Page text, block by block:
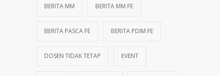
BERITA MM BERITA MM FE
BERITA PASCA FE BERITA PDIM FE
DOSEN TIDAK TETAP EVENT